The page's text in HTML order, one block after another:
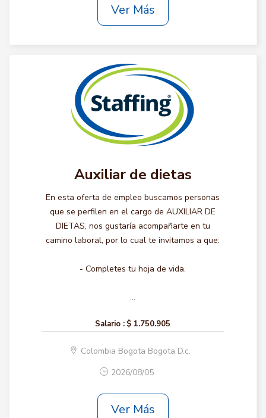
Ver Más
Auxiliar de dietas
En esta oferta de empleo buscamos personas
que se perfilen en el cargo de AUXILIAR DE
DIETAS, nos gustaría acompañarte en tu
camino laboral, por lo cual te invitamos a que:
- Completes tu hoja de vida.
...
Salario : $ 1.750.905
Colombia Bogota Bogota D.c.
2026/08/05
Ver Más